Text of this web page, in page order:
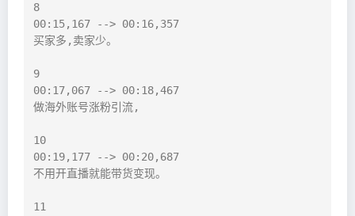
8
00:15,167 --> 00:16,357
买家多,卖家少。
9
00:17,067 --> 00:18,467
做海外账号涨粉引流,
10
00:19,177 --> 00:20,687
不用开直播就能带货变现。
11